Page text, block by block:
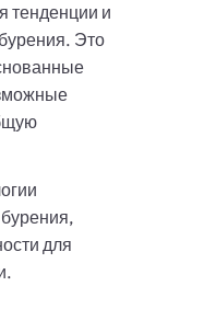
тенденции и
Это
для